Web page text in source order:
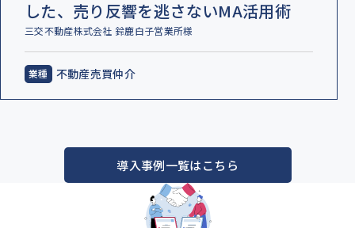
した、売り反響を逃さないMA活用術
三交不動産株式会社 鈴鹿白子営業所様
不動産売買仲介
導入事例一覧はこちら